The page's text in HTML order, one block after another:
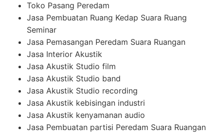
Toko Pasang Peredam
Jasa Pembuatan Ruang Kedap Suara Ruang
Seminar
Jasa Pemasangan Peredam Suara Ruangan
Jasa Interior Akustik
Jasa Akustik Studio film
Jasa Akustik Studio band
Jasa Akustik Studio recording
Jasa Akustik kebisingan industri
Jasa Akustik kenyamanan audio
Jasa Pembuatan partisi Peredam Suara Ruangan